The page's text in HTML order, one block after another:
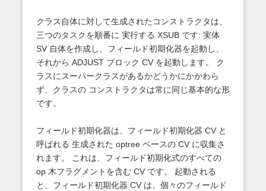
クラス自体に対して生成されたコンストラクタは、
三つのタスクを順番に 実行する XSUB です: 実体
SV 自体を作成し、フィールド初期化器を起動し、
それから ADJUST ブロック CV を起動します。 ク
ラスにスーパークラスがあるかどうかにかかわら
ず、クラスの コンストラクタは常に同じ基本的な形
です。
フィールド初期化器は、フィールド初期化器 CV と
呼ばれる 生成された optree ベースの CV に収集さ
れます。 これは、フィールド初期化式のすべての
op 木フラグメントを含む CV です。 起動される
と、フィールド初期化器 CV は、個々のフィールド